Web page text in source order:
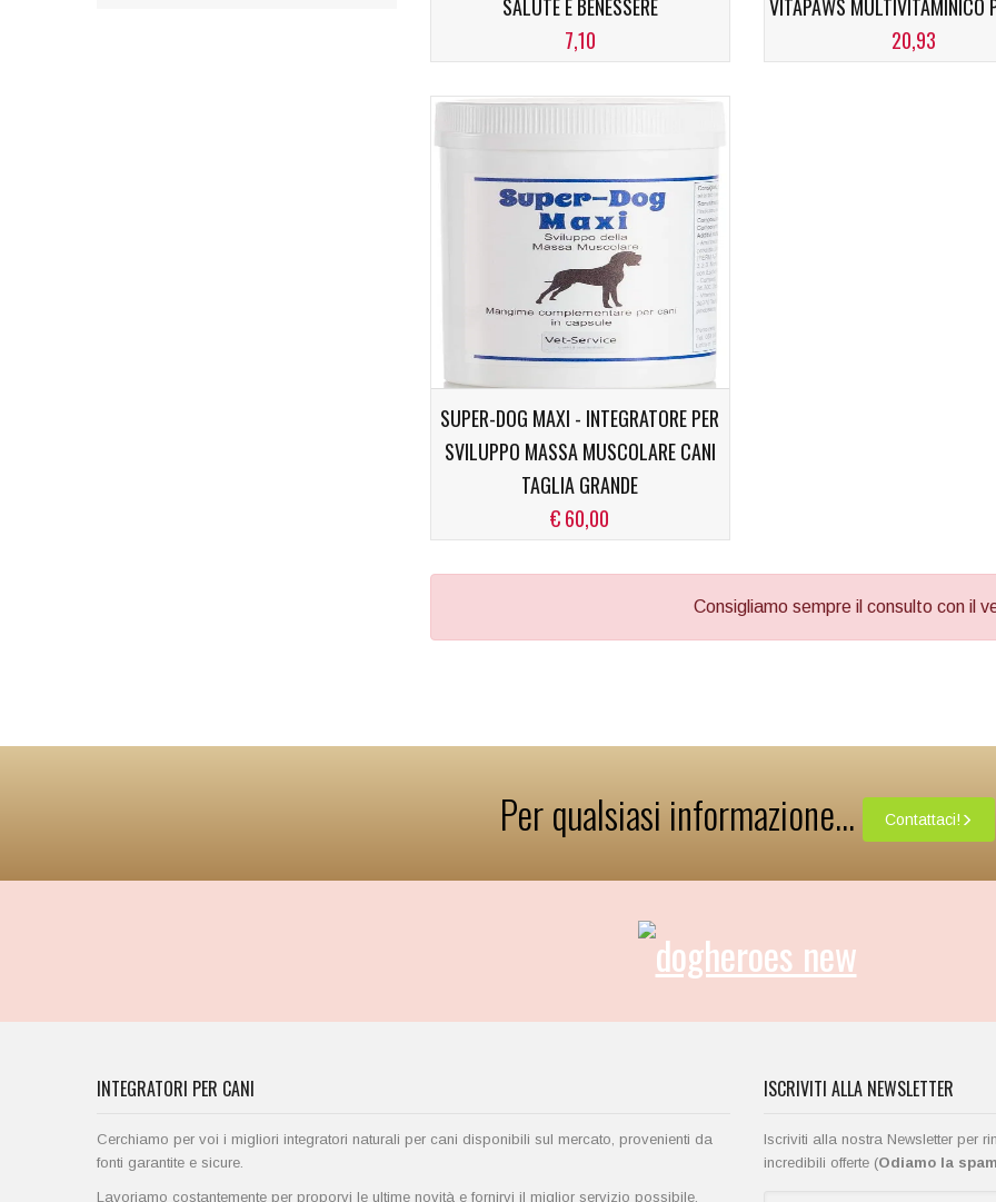
SALUTE E BENESSERE
7,10
VITAPAWS MULTIVITAMINICO
20,93
SUPER-DOG MAXI - INTEGRATORE PER
SVILUPPO MASSA MUSCOLARE CANI
TAGLIA GRANDE
€ 60,00
Consigliamo sempre il consulto con il
Per qualsiasi informazione... Contattaci!
INTEGRATORI PER CANI
Cerchiamo per voi i migliori integratori naturali per cani disponibili sul mercato, provenienti da
fonti garantite e sicure.
Lavoriamo costantemente per proporvi le ultime novità e fornirvi il miglior servizio possibile.
ISCRIVITI ALLA NEWSLETTER
Iscriviti alla nostra Newsletter per
incredibili offerte (Odiamo la